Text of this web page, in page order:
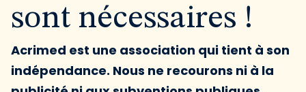
sont nécessaires !
Acrimed est une association qui tient à son
indépendance. Nous ne recourons ni à la